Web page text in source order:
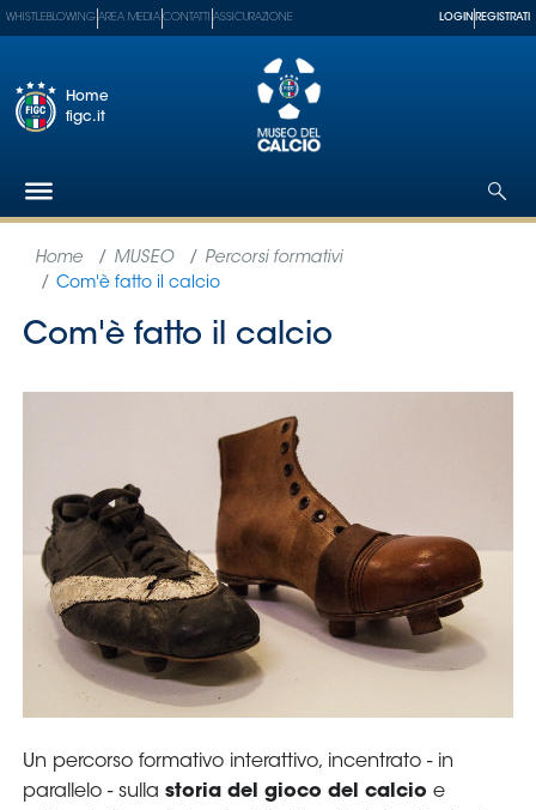
Federazione
Partner
Women
Serie
Femminile
Museo
del
Calcio
I
partner
WHISTLEBLOWING AREA MEDIA CONTATTI ASSICURAZIONE LOGIN REGISTRATI
Home
figc.it